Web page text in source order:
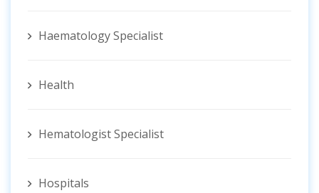
Haematology Specialist
Health
Hematologist ‍Specialist
Hospitals